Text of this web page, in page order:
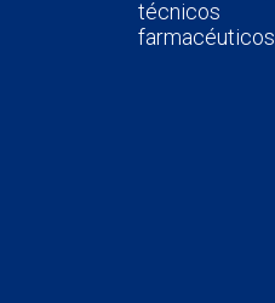
técnicos
farmacéuticos